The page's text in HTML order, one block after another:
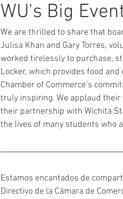
WU's Big
We are thrilled to share that
Julisa Khan and Gary Torres,
worked tirelessly to purchase,
Locker, which provides food
Chamber of Commerce’s
truly inspiring. We applaud
their partnership with Wichita
the lives of many students who
Estamos encantados de
Directivo de la Cámara de